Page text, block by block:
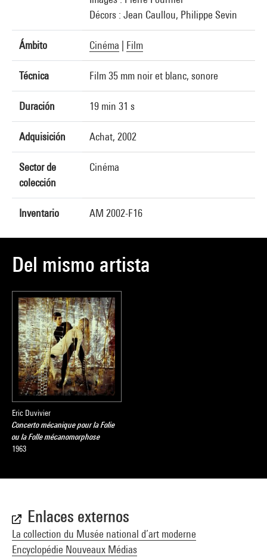
Décors : Jean Caullou, Philippe Sevin
Ámbito Cinéma Film
Técnica Film 35 mm noir et blanc, sonore
Duración 19 min 31 s
Adquisición Achat, 2002
Sector de
colección
Cinéma
Inventario AM 2002-F16
Del mismo artista
Eric Duvivier
Concerto mécanique pour la Folie
ou la Folle mécanomorphose
1963
Enlaces externos
La collection du Musée national d’art moderne
Encyclopédie Nouveaux Médias